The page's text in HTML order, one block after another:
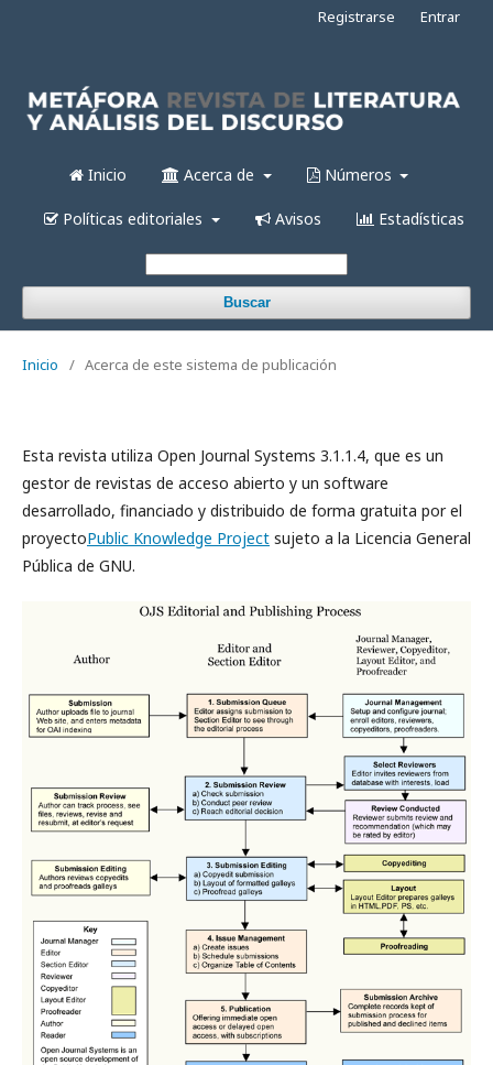
Inicio Acerca de Números
Políticas editoriales Avisos Estadísticas
Buscar
Registrarse Entrar
Inicio / Acerca de este sistema de publicación
Esta revista utiliza Open Journal Systems 3.1.1.4, que es un
gestor de revistas de acceso abierto y un software
desarrollado, financiado y distribuido de forma gratuita por el
proyectoPublic Knowledge Project sujeto a la Licencia General
Pública de GNU.